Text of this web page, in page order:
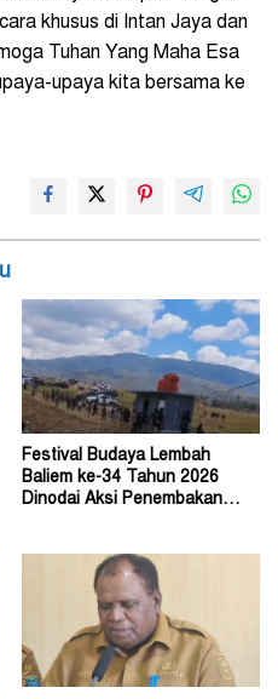
khusus di Intan Jaya dan
Tuhan Yang Maha Esa
upaya kita bersama ke
Festival Budaya Lembah
Baliem ke-34 Tahun 2026
Dinodai Aksi Penembakan